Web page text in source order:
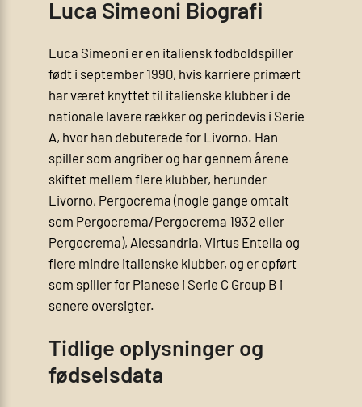
Luca Simeoni Biografi
Luca Simeoni er en italiensk fodboldspiller
født i september 1990, hvis karriere primært
har været knyttet til italienske klubber i de
nationale lavere rækker og periodevis i Serie
A, hvor han debuterede for Livorno. Han
spiller som angriber og har gennem årene
skiftet mellem flere klubber, herunder
Livorno, Pergocrema (nogle gange omtalt
som Pergocrema/Pergocrema 1932 eller
Pergocrema), Alessandria, Virtus Entella og
flere mindre italienske klubber, og er opført
som spiller for Pianese i Serie C Group B i
senere oversigter.
Tidlige oplysninger og
fødselsdata